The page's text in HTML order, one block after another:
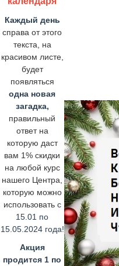
Каждый день
справа от этого
текста, на
красивом листе,
будет
появляться
одна новая
загадка,
правильный
ответ на
которую даст
вам 1% скидки
на любой курс
нашего Центра,
которую можно
использовать с
15.01 по
15.05.2024 года!
Акция
продится 1 по